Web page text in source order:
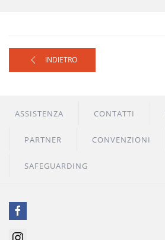
INDIETRO
ASSISTENZA CONTATTI
PARTNER CONVENZIONI
SAFEGUARDING